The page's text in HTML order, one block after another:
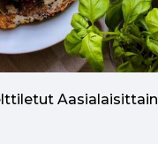
Aasialaisittain